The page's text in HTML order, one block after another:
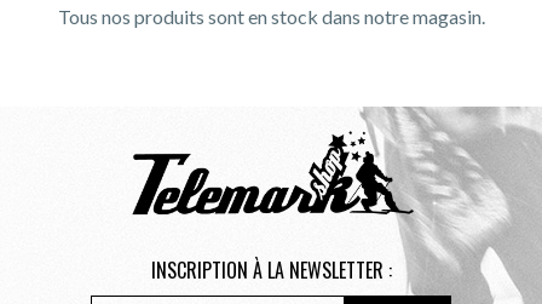
Tous nos produits sont en stock dans notre magasin.
INSCRIPTION À LA NEWSLETTER :